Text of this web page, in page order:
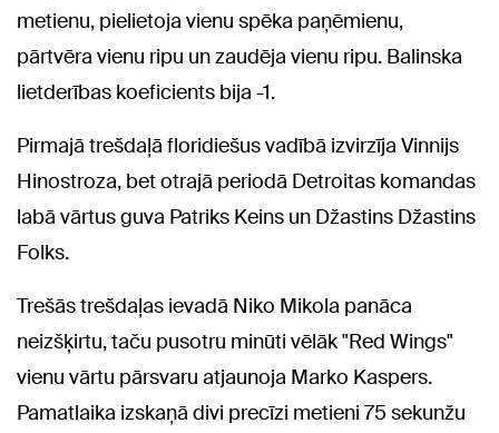
metienu, pielietoja vienu spēka paņēmienu,
pārtvēra vienu ripu un zaudēja vienu ripu. Balinska
lietderības koeficients bija -1.
Pirmajā trešdaļā floridiešus vadībā izvirzīja Vinnijs
Hinostroza, bet otrajā periodā Detroitas komandas
labā vārtus guva Patriks Keins un Džastins Džastins
Folks.
Trešās trešdaļas ievadā Niko Mikola panāca
neizšķirtu, taču pusotru minūti vēlāk "Red Wings"
vienu vārtu pārsvaru atjaunoja Marko Kaspers.
Pamatlaika izskaņā divi precīzi metieni 75 sekunžu